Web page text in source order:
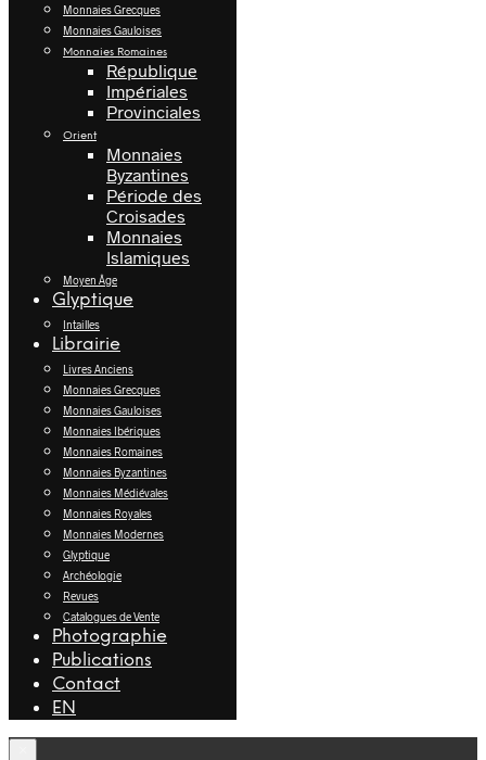
Monnaies Grecques
Monnaies Gauloises
Monnaies Romaines
République
Impériales
Provinciales
Orient
Monnaies
Byzantines
Période des
Croisades
Monnaies
Islamiques
Moyen Âge
Glyptique
Intailles
Librairie
Livres Anciens
Monnaies Grecques
Monnaies Gauloises
Monnaies Ibériques
Monnaies Romaines
Monnaies Byzantines
Monnaies Médiévales
Monnaies Royales
Monnaies Modernes
Glyptique
Archéologie
Revues
Catalogues de Vente
Photographie
Publications
Contact
EN